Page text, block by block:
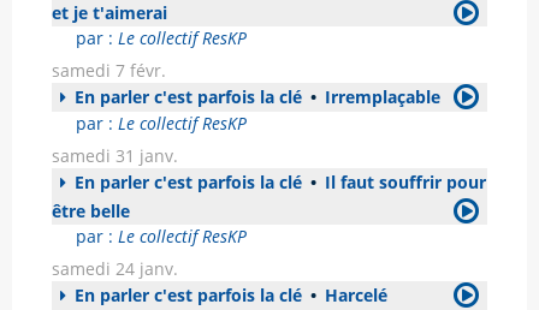
et je t'aimerai
par : Le collectif ResKP
samedi 7 févr.
En parler c'est parfois la clé • Irremplaçable
par : Le collectif ResKP
samedi 31 janv.
En parler c'est parfois la clé • Il faut souffrir pour
être belle
par : Le collectif ResKP
samedi 24 janv.
En parler c'est parfois la clé • Harcelé